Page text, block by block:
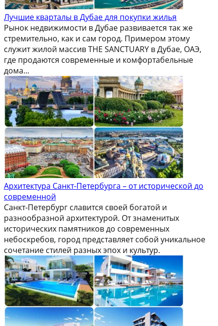
Лучшие кварталы в Дубае для покупки жилья
Рынок недвижимости в Дубае развивается так же
стремительно, как и сам город. Примером этому
служит жилой массив THE SANCTUARY в Дубае, ОАЭ,
где продаются современные и комфортабельные
дома...
Архитектура Санкт-Петербурга – от исторической до
современной
Санкт-Петербург славится своей богатой и
разнообразной архитектурой. От знаменитых
исторических памятников до современных
небоскребов, город представляет собой уникальное
сочетание стилей разных эпох и культур.